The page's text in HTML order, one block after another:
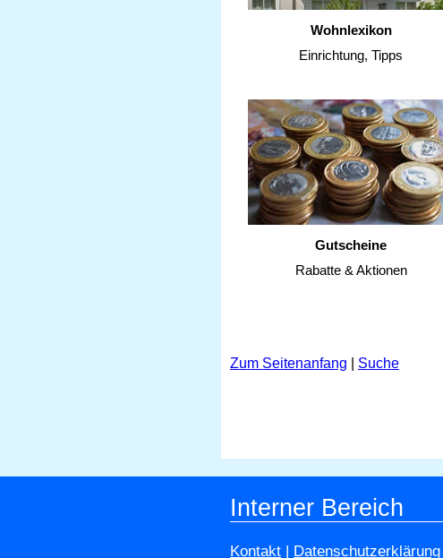
Wohnlexikon
Einrichtung, Tipps
Gutscheine
Rabatte & Aktionen
Zum Seitenanfang Suche
Interner Bereich
Kontakt | Datenschutzerklärung